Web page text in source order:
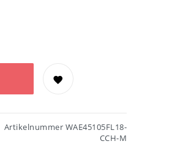
Artikelnummer WAE45105FL18-
CCH-M